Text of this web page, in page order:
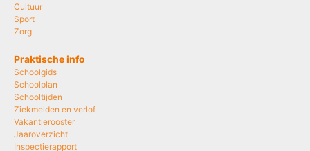
Cultuur
Sport
Zorg
Praktische info
Schoolgids
Schoolplan
Schooltijden
Ziekmelden en verlof
Vakantierooster
Jaaroverzicht
Inspectierapport